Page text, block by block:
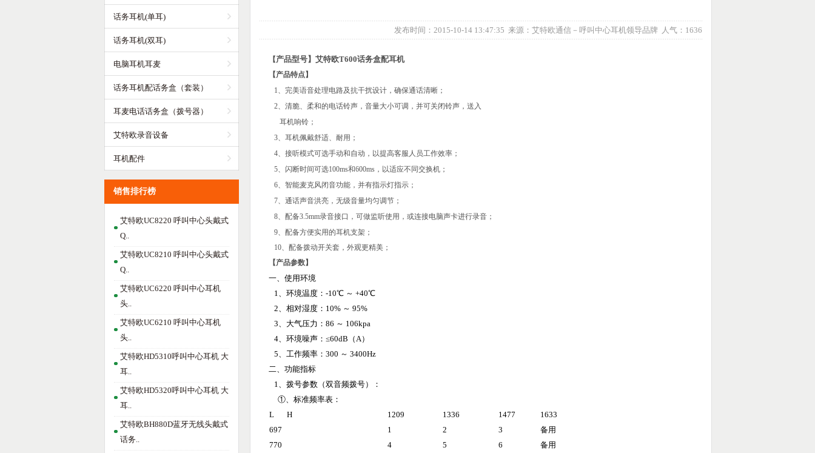
话务耳机(单耳)
话务耳机(双耳)
电脑耳机耳麦
话务耳机配话务盒（套装）
耳麦电话话务盒（拨号器）
艾特欧录音设备
耳机配件
销售排行榜
艾特欧UC8220 呼叫中心头戴式
Q..
艾特欧UC8210 呼叫中心头戴式
Q..
艾特欧UC6220 呼叫中心耳机
头..
艾特欧UC6210 呼叫中心耳机
头..
艾特欧HD5310呼叫中心耳机 大
耳..
艾特欧HD5320呼叫中心耳机 大
耳..
艾特欧BH880D蓝牙无线头戴式
话务..
发布时间：2015-10-14 13:47:35 来源：艾特欧通信－呼叫中心耳机领导品牌 人气： 1636
【产品型号】 艾特欧T600话务盒配耳机
【产品特点】
1、完美语音处理电路及抗干扰设计，确保通话清晰；
2、清脆、柔和的电话铃声，音量大小可调，并可关闭铃声，送入
耳机响铃；
3、耳机佩戴舒适、耐用；
4、接听模式可选手动和自动，以提高客服人员工作效率；
5、闪断时间可选100ms和600ms，以适应不同交换机；
6、智能麦克风闭音功能，并有指示灯指示；
7、通话声音洪亮，无级音量均匀调节；
8、配备3.5mm录音接口，可做监听使用，或连接电脑声卡进行录音；
9、配备方便实用的耳机支架；
10、配备拨动开关套，外观更精美；
【产品参数】
一、使用环境
1、环境温度：-10℃ ～ +40℃
2、相对湿度：10% ～ 95%
3、大气压力：86 ～ 106kpa
4、环境噪声：≤60dB（A）
5、工作频率：300 ～ 3400Hz
二、功能指标
1、拨号参数（双音频拨号）：
①、标准频率表：
L H
1209 1336 1477
1633
697
1 2 3
备用
770
4 5 6
备用